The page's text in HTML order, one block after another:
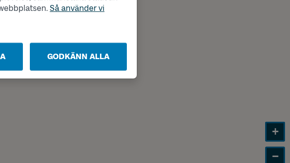
Så använder vi
GODKÄNN ALLA
+
−